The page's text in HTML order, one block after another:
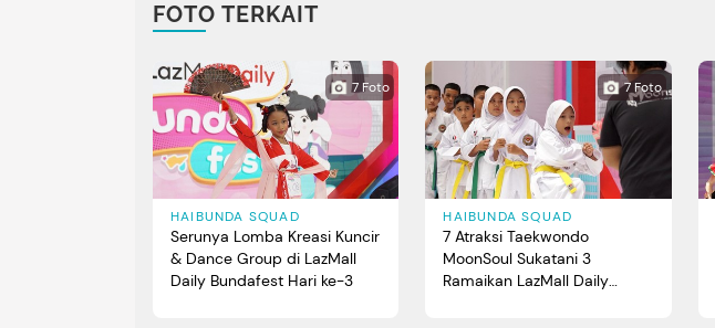
FOTO TERKAIT
7 Foto
HAIBUNDA SQUAD
Serunya Lomba Kreasi Kuncir
& Dance Group di LazMall
Daily Bundafest Hari ke-3
7 Foto
HAIBUNDA SQUAD
7 Atraksi Taekwondo
MoonSoul Sukatani 3
Ramaikan LazMall Daily